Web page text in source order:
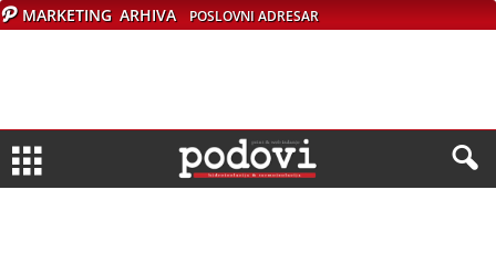
MARKETING ARHIVA POSLOVNI ADRESAR